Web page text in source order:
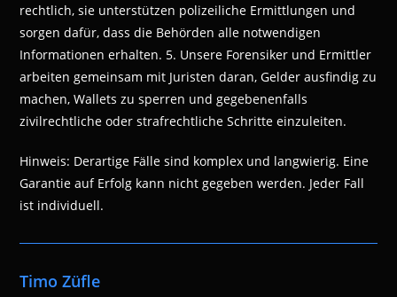
rechtlich, sie unterstützen polizeiliche Ermittlungen und
sorgen dafür, dass die Behörden alle notwendigen
Informationen erhalten. 5. Unsere Forensiker und Ermittler
arbeiten gemeinsam mit Juristen daran, Gelder ausfindig zu
machen, Wallets zu sperren und gegebenenfalls
zivilrechtliche oder strafrechtliche Schritte einzuleiten.
Hinweis: Derartige Fälle sind komplex und langwierig. Eine
Garantie auf Erfolg kann nicht gegeben werden. Jeder Fall
ist individuell.
Timo Züfle